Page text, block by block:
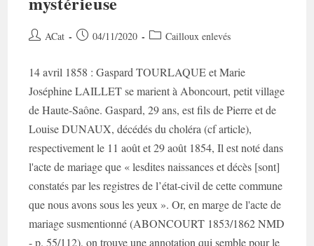
Auteur/autrice
publication :
ACat
Post04/11/2020
PostCailloux enlevés
14 avril 1858 : Gaspard TOURLAQUE et Marie
Joséphine LAILLET se marient à Aboncourt, petit village
de Haute-Saône. Gaspard, 29 ans, est fils de Pierre et de
Louise DUNAUX, décédés du choléra (cf article),
respectivement le 11 août et 29 août 1854, Il est noté dans
l'acte de mariage que « lesdites naissances et décès [sont]
constatés par les registres de l’état-civil de cette commune
que nous avons sous les yeux ». Or, en marge de l'acte de
mariage susmentionné (ABONCOURT 1853/1862 NMD
- p. 55/112), on trouve une annotation qui semble pour le